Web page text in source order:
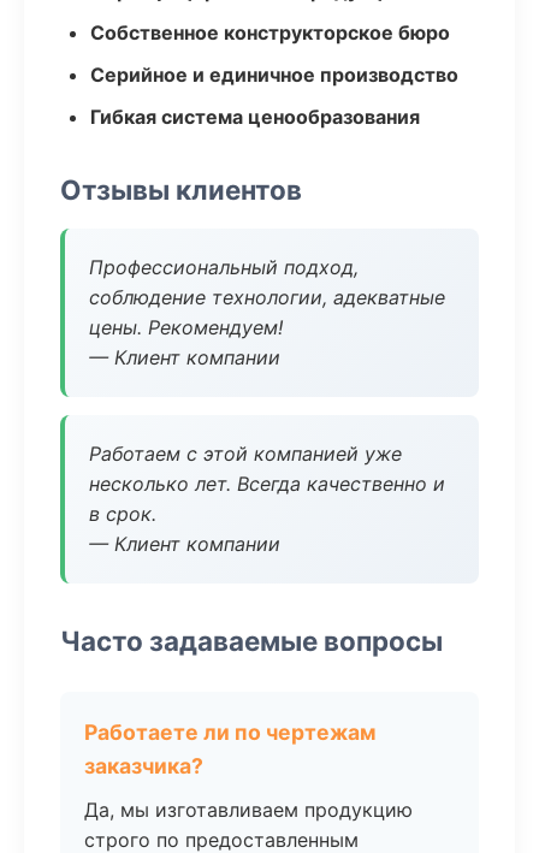
Собственное конструкторское бюро
Серийное и единичное производство
Гибкая система ценообразования
Отзывы клиентов
Профессиональный подход,
соблюдение технологии, адекватные
цены. Рекомендуем!
— Клиент компании
Работаем с этой компанией уже
несколько лет. Всегда качественно и
в срок.
— Клиент компании
Часто задаваемые вопросы
Работаете ли по чертежам
заказчика?
Да, мы изготавливаем продукцию
строго по предоставленным